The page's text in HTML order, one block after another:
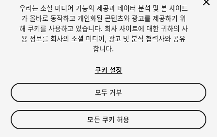
FREE
173viewsin the past week
우리는 소셜 미디어 기능의 제공과 데이터 분석 및 본 사이트
가 올바로 동작하고 개인화된 콘텐츠와 광고를 제공하기 위
해 쿠키를 사용하고 있습니다. 회사 사이트에 대한 귀하의 사
용 정보를 회사의 소셜 미디어, 광고 및 분석 협력사와 공유
합니다.
쿠키 설정
모두 거부
모든 쿠키 허용